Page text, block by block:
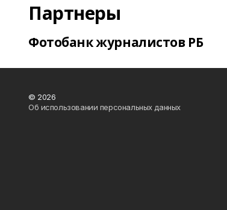
Партнеры
Фотобанк журналистов РБ
© 2026
Об использовании персональных данных